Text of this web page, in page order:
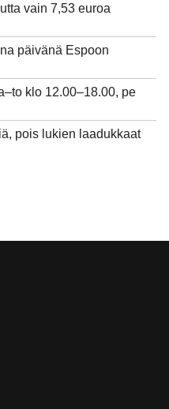
vain 7,53 euroa
päivänä Espoon
klo 12.00–18.00, pe
pois lukien laadukkaat